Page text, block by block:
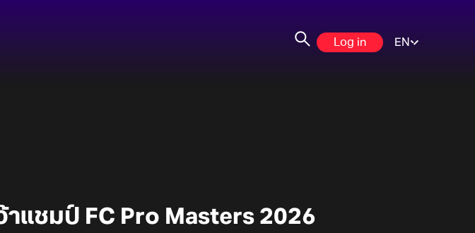
Log in EN
แชมป์ FC Pro Masters 2026